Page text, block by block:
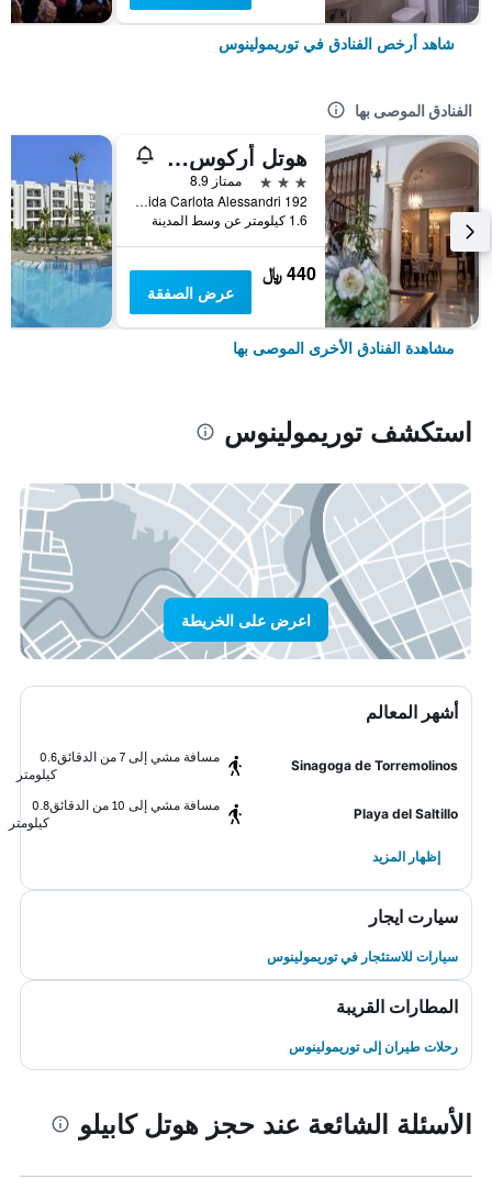
شاهد أرخص الفنادق في توريمولينوس
الفنادق الموصى بها
هوتل أركوس دي مونتمار
3 نجوم
ممتاز 8.9
Avenida Carlota Alessandri 192, توريمولينوس, منطقة أندلوسيا, أسبانيا
1.6 كيلومتر عن وسط المدينة
440 ﷼
عرض الصفقة
مشاهدة الفنادق الأخرى الموصى بها
استكشف توريمولينوس
اعرض على الخريطة
أشهر المعالم
Sinagoga de Torremolinos
مسافة مشي إلى 7 من الدقائق
0.6
كيلومتر
Playa del Saltillo
مسافة مشي إلى 10 من الدقائق
0.8
كيلومتر
إظهار المزيد
سيارت ايجار
سيارات للاستئجار في توريمولينوس
المطارات القريبة
رحلات طيران إلى توريمولينوس
الأسئلة الشائعة عند حجز هوتل كابيلو